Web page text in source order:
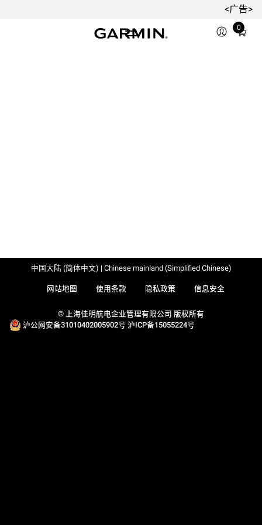
<广告>
0
Total
© 上海佳明航电企业管理有限公司 版权所有
沪公网安备31010402005902号 沪ICP备15055224号
网站地图 使用条款 隐私政策 信息安全
中国大陆 (简体中文) | Chinese mainland (Simplified Chinese)